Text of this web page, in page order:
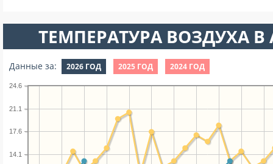
ТЕМПЕРАТУРА ВОЗДУХА В
Данные за: 2026 ГОД 2025 ГОД 2024 ГОД
14.1
17.6
21.1
24.6